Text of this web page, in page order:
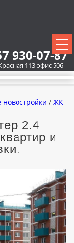
930-07-87
113 офис 506
новостройки / ЖК
2.4
и